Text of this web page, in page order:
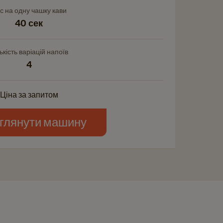
на одну чашку кави
40 сек
варіацій напоїв
4
Ціна за запитом
машину